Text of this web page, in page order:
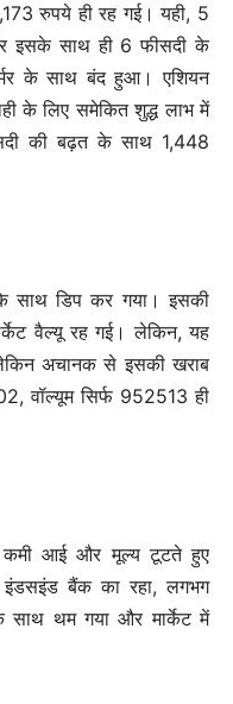
रुपये ही रह गई। यही, 5
इसके साथ ही 6 फीसदी के
के साथ बंद हुआ। एशियन
के लिए समेकित शुद्ध लाभ में
की बढ़त के साथ 1,448
साथ डिप कर गया। इसकी
वैल्यू रह गई। लेकिन, यह
अचानक से इसकी खराब
वॉल्यूम सिर्फ 952513 ही
कमी आई और मूल्य टूटते हुए
बैंक का रहा, लगभग
साथ थम गया और मार्केट में